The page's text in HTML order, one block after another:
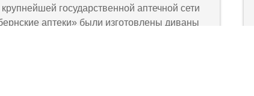
государственной аптечной сети
аптеки» были изготовлены диваны